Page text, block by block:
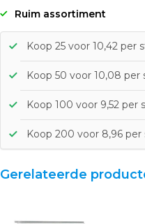
Ruim assortiment
Koop 25 voor 10,42 per
Koop 50 voor 10,08 per
Koop 100 voor 9,52 per
Koop 200 voor 8,96
Gerelateerde